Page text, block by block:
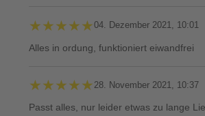
★★★★★
★★★★★04. Dezember 2021, 10:01
Alles in ordung, funktioniert eiwandfrei
★★★★★
★★★★★ 28. November 2021, 10:37
Passt alles, nur leider etwas zu lange